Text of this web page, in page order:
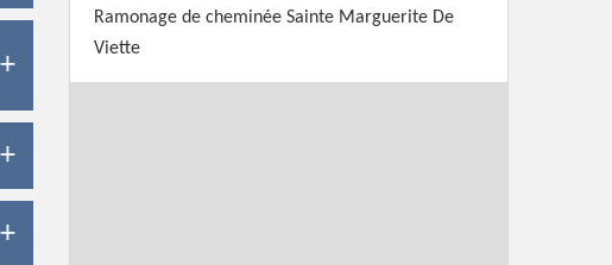
Ramonage de cheminée Sainte Marguerite De
Viette